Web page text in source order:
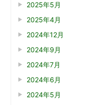
2025年5月
2025年4月
2024年12月
2024年9月
2024年7月
2024年6月
2024年5月